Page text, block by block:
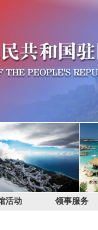
活动 领事服务